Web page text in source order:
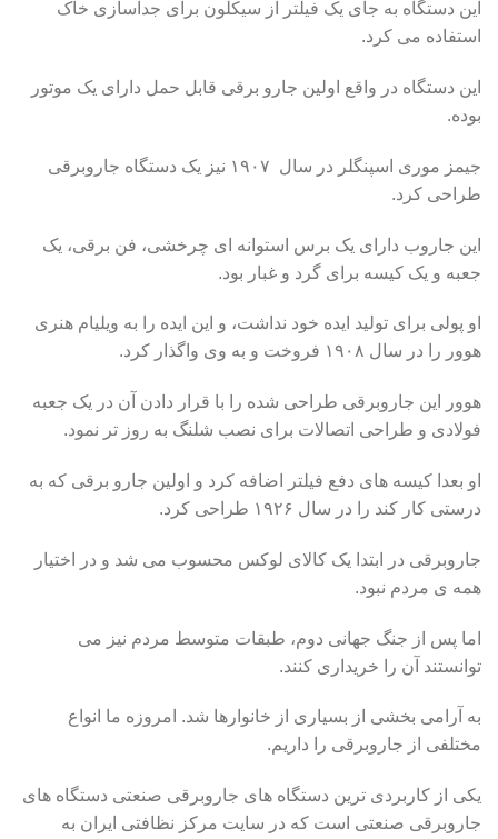
این دستگاه به جای یک فیلتر از سیکلون برای جداسازی خاک
استفاده می کرد.
این دستگاه در واقع اولین جارو برقی قابل حمل دارای یک موتور
بوده.
جیمز موری اسپنگلر در سال ۱۹۰۷ نیز یک دستگاه جاروبرقی
طراحی کرد.
این جاروب دارای یک برس استوانه ای چرخشی، فن برقی، یک
جعبه و یک کیسه برای گرد و غبار بود.
او پولی برای تولید ایده خود نداشت، و این ایده را به ویلیام هنری
هوور را در سال ۱۹۰۸ فروخت و به وی واگذار کرد.
هوور این جاروبرقی طراحی شده را با قرار دادن آن در یک جعبه
فولادی و طراحی اتصالات برای نصب شلنگ به روز تر نمود.
او بعدا کیسه های دفع فیلتر اضافه کرد و اولین جارو برقی که به
درستی کار کند را در سال ۱۹۲۶ طراحی کرد.
جاروبرقی در ابتدا یک کالای لوکس محسوب می شد و در اختیار
همه ی مردم نبود.
اما پس از جنگ جهانی دوم، طبقات متوسط مردم نیز ​​می
توانستند آن را خریداری کنند.
به آرامی بخشی از بسیاری از خانوارها شد. امروزه ما انواع
مختلفی از جاروبرقی را داریم.
یکی از کاربردی ترین دستگاه های جاروبرقی صنعتی دستگاه های
جاروبرقی صنعتی است که در سایت مرکز نظافتی ایران به